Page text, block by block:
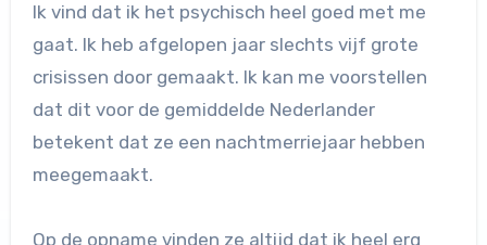
Ik vind dat ik het psychisch heel goed met me
gaat. Ik heb afgelopen jaar slechts vijf grote
crisissen door gemaakt. Ik kan me voorstellen
dat dit voor de gemiddelde Nederlander
betekent dat ze een nachtmerriejaar hebben
meegemaakt.
Op de opname vinden ze altijd dat ik heel erg